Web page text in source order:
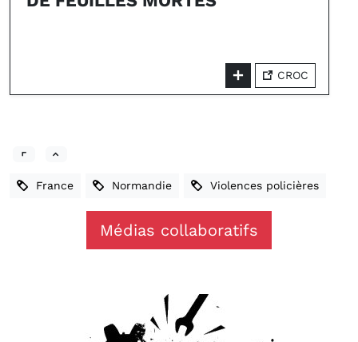
CROC
France Normandie Violences policières
Médias collaboratifs